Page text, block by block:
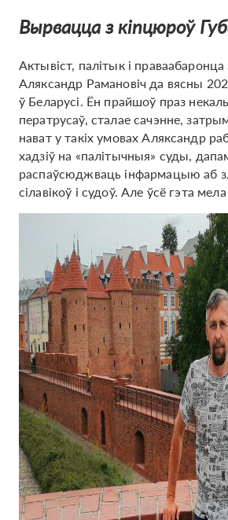
Вырвацца з кіпцюроў
Актывіст, палітык і праваабаронца
Аляксандр Рамановіч да вясны
ў Беларусі. Ён прайшоў праз
ператрусаў, сталае сачэнне,
нават у такіх умовах Аляксандр
хадзіў на «палітычныя» суды,
распаўсюджваць інфармацыю аб
сілавікоў і судоў. Але ўсё гэта